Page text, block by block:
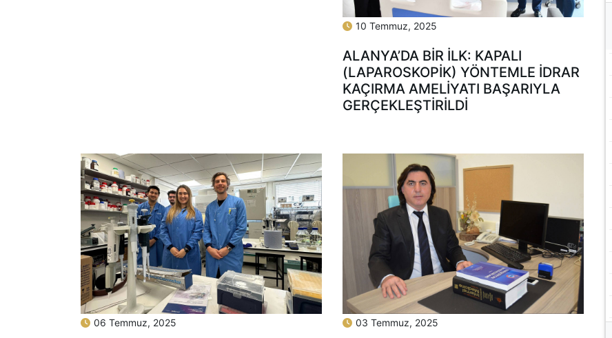
10 Temmuz, 2025
ALANYA’DA BİR İLK: KAPALI
(LAPAROSKOPİK) YÖNTEMLE İDRAR
KAÇIRMA AMELİYATI BAŞARIYLA
GERÇEKLEŞTİRİLDİ
06 Temmuz, 2025 03 Temmuz, 2025